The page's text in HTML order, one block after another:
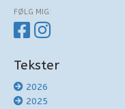
FØLG MIG:
Tekster
2026
2025